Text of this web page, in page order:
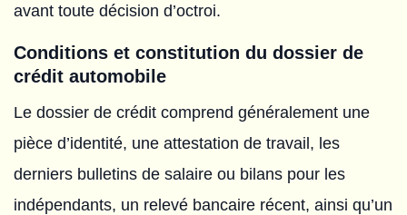
avant toute décision d’octroi.
Conditions et constitution du dossier de
crédit automobile
Le dossier de crédit comprend généralement une
pièce d’identité, une attestation de travail, les
derniers bulletins de salaire ou bilans pour les
indépendants, un relevé bancaire récent, ainsi qu’un